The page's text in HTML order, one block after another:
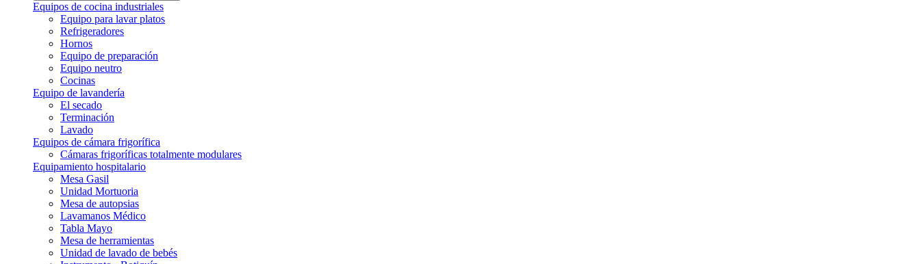
Equipos de cocina industriales
Equipo para lavar platos
Refrigeradores
Hornos
Equipo de preparación
Equipo neutro
Cocinas
Equipo de lavandería
El secado
Terminación
Lavado
Equipos de cámara frigorífica
Cámaras frigoríficas totalmente modulares
Equipamiento hospitalario
Mesa Gasil
Unidad Mortuoria
Mesa de autopsias
Lavamanos Médico
Tabla Mayo
Mesa de herramientas
Unidad de lavado de bebés